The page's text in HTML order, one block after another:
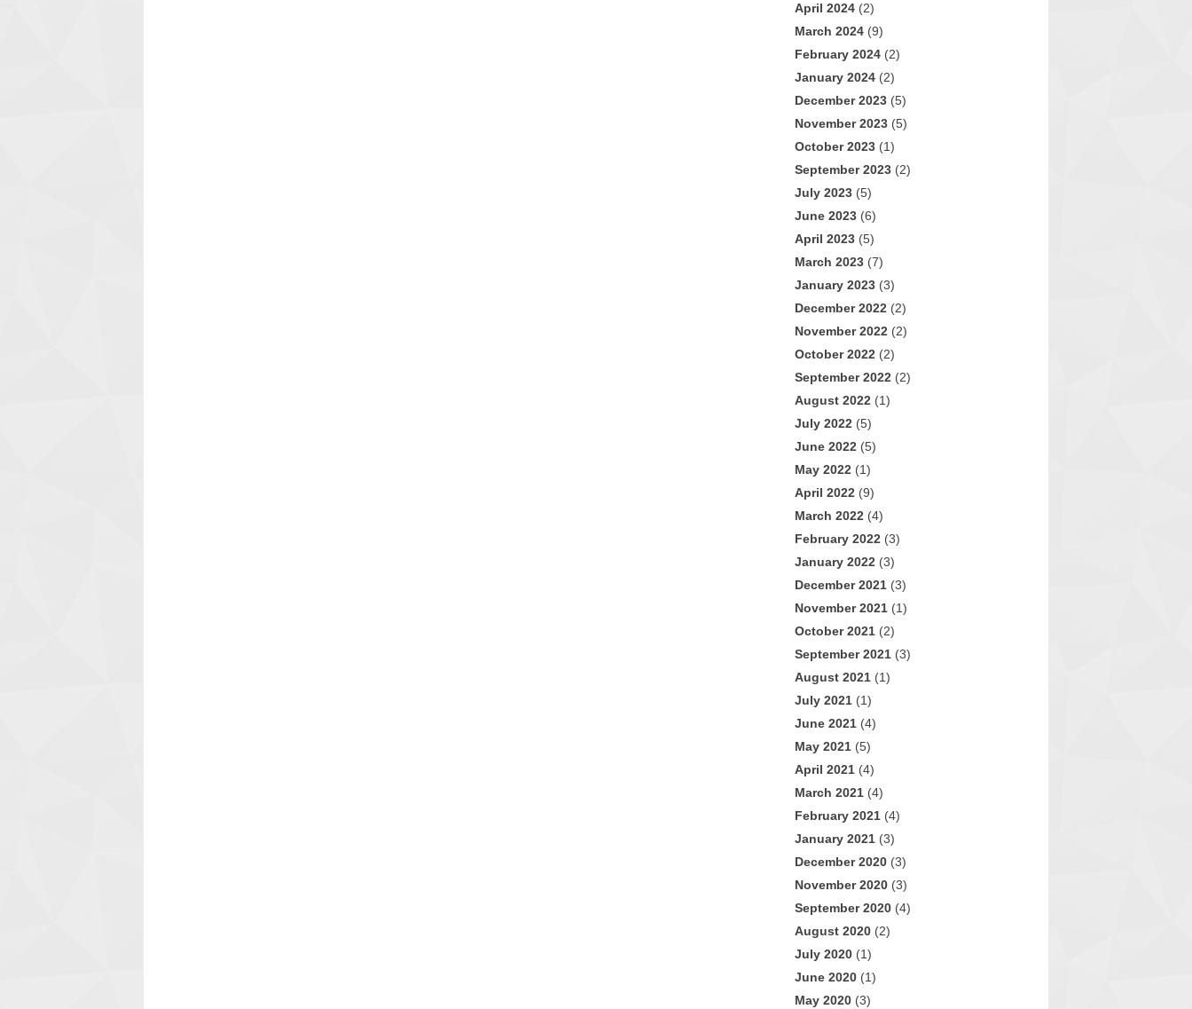
April 2024 (2)
March 2024 (9)
February 2024 (2)
January 2024 (2)
December 2023 (5)
November 2023 (5)
October 2023 (1)
September 2023 (2)
July 2023 (5)
June 2023 (6)
April 2023 (5)
March 2023 (7)
January 2023 (3)
December 2022 (2)
November 2022 (2)
October 2022 (2)
September 2022 (2)
August 2022 (1)
July 2022 (5)
June 2022 (5)
May 2022 (1)
April 2022 (9)
March 2022 (4)
February 2022 (3)
January 2022 (3)
December 2021 (3)
November 2021 (1)
October 2021 (2)
September 2021 (3)
August 2021 (1)
July 2021 (1)
June 2021 (4)
May 2021 (5)
April 2021 (4)
March 2021 (4)
February 2021 (4)
January 2021 (3)
December 2020 (3)
November 2020 (3)
September 2020 (4)
August 2020 (2)
July 2020 (1)
June 2020 (1)
May 2020 (3)